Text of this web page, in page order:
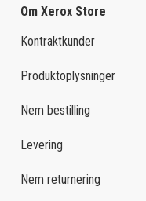
Om Xerox Store
Kontraktkunder
Produktoplysninger
Nem bestilling
Levering
Nem returnering